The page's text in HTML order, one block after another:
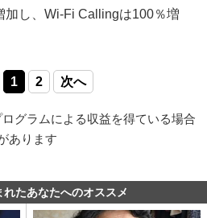
加し、Wi-Fi Callingは100％増
1 2 次へ
グラムによる収益を得ている場合
あります
れたあなたへのオススメ